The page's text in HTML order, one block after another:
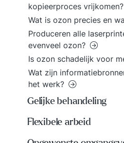
kopieerproces vrijkomen?
Wat is ozon precies en
Produceren alle
evenveel ozon?
Is ozon schadelijk voor
Wat zijn
het werk?
Gelijke behandeling
Flexibele arbeid